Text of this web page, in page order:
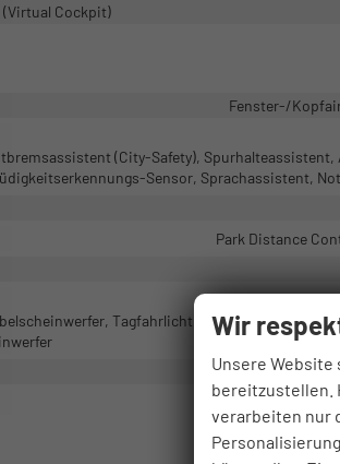
Cockpit)
Fenster-/
(City-Safety),
Sensor, Sprachassistent,
Park Distance
Tagfahrlicht, LED-Rückleuchten,
Wir
Unsere Website
bereitzustellen.
verarbeiten nur